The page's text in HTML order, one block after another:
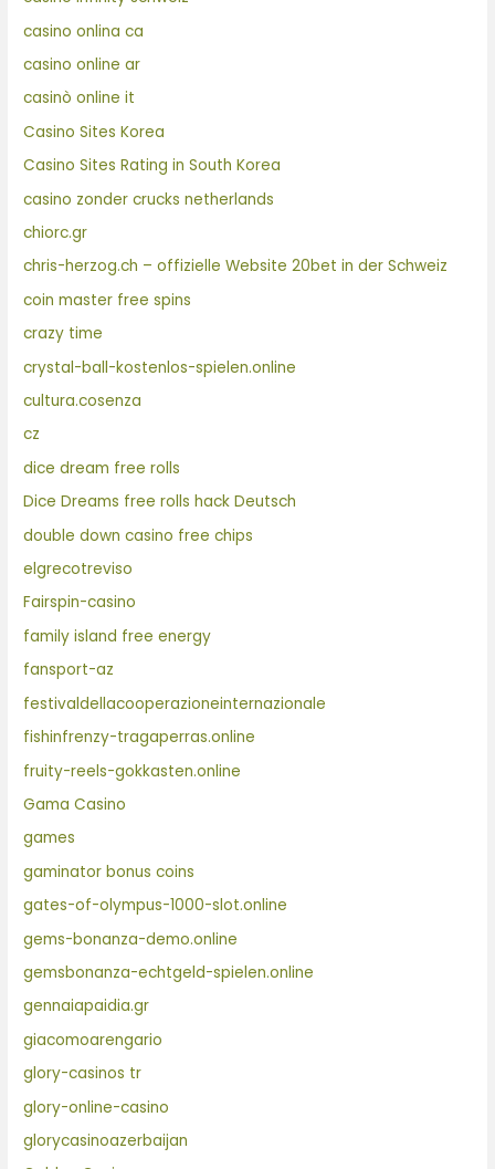
casino onlina ca
casino online ar
casinò online it
Casino Sites Korea
Casino Sites Rating in South Korea
casino zonder crucks netherlands
chiorc.gr
chris-herzog.ch – offizielle Website 20bet in der Schweiz
coin master free spins
crazy time
crystal-ball-kostenlos-spielen.online
cultura.cosenza
cz
dice dream free rolls
Dice Dreams free rolls hack Deutsch
double down casino free chips
elgrecotreviso
Fairspin-casino
family island free energy
fansport-az
festivaldellacooperazioneinternazionale
fishinfrenzy-tragaperras.online
fruity-reels-gokkasten.online
Gama Casino
games
gaminator bonus coins
gates-of-olympus-1000-slot.online
gems-bonanza-demo.online
gemsbonanza-echtgeld-spielen.online
gennaiapaidia.gr
giacomoarengario
glory-casinos tr
glory-online-casino
glorycasinoazerbaijan